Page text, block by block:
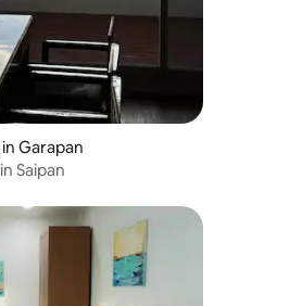
Garapan
Saipan